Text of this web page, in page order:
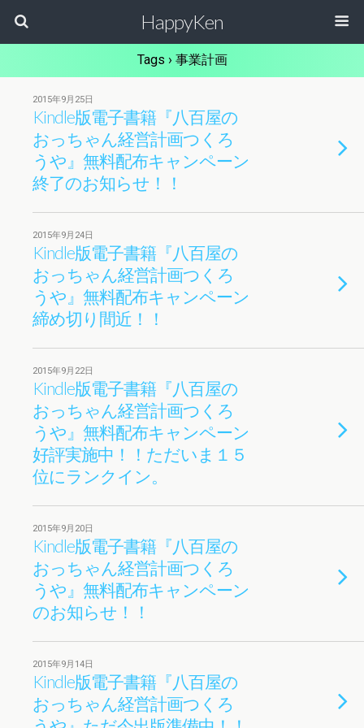
HappyKen
Tags › 事業計画
2015年9月25日
Kindle版電子書籍『八百屋の
おっちゃん経営計画つくろ
うや』無料配布キャンペーン
終了のお知らせ！！
2015年9月24日
Kindle版電子書籍『八百屋の
おっちゃん経営計画つくろ
うや』無料配布キャンペーン
締め切り間近！！
2015年9月22日
Kindle版電子書籍『八百屋の
おっちゃん経営計画つくろ
うや』無料配布キャンペーン
好評実施中！！ただいま１５
位にランクイン。
2015年9月20日
Kindle版電子書籍『八百屋の
おっちゃん経営計画つくろ
うや』無料配布キャンペーン
のお知らせ！！
2015年9月14日
Kindle版電子書籍『八百屋の
おっちゃん経営計画つくろ